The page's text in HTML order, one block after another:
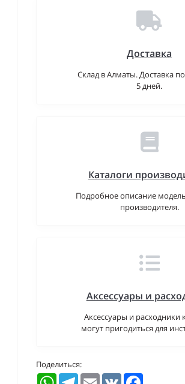
Доставка
Склад в Алматы. Доставка
5 дней.
Каталоги
Подробное описание
производителя.
Аксессуары и
Аксессуары и расходники
могут пригодиться для
Поделиться:
WhatsAppTelegramEmail VK